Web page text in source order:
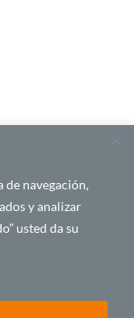
de navegación,
y analizar
usted da su